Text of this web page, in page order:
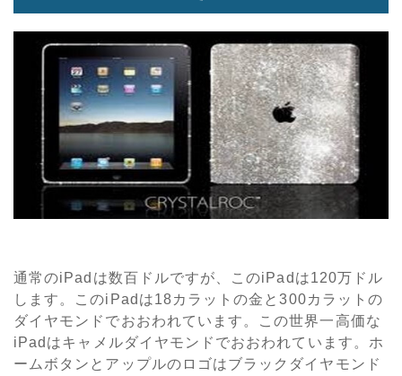
通常のiPadは数百ドルですが、このiPadは120万ドル
します。このiPadは18カラットの金と300カラットの
ダイヤモンドでおおわれています。この世界一高価な
iPadはキャメルダイヤモンドでおおわれています。ホ
ームボタンとアップルのロゴはブラックダイヤモンド